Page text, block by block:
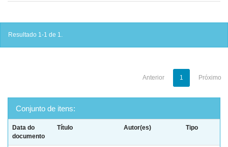
Resultado 1-1 de 1.
Anterior 1 Próximo
Conjunto de itens:
Data do
documento
Título Autor(es) Tipo